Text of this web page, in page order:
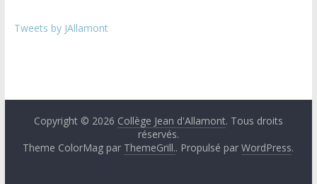
Tweets by JAllamont
Copyright © 2026 Collège Jean d'Allamont. Tous droits
réservés.
Theme ColorMag par ThemeGrill.. Propulsé parWordPress.